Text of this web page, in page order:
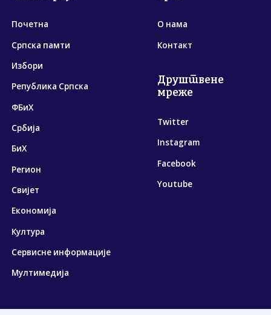
Почетна
Српска памти
Избори
Република Српска
ФБиХ
Србија
БиХ
Регион
Свијет
Економија
Култура
Сервисне информације
Мултимедија
О нама
Контакт
Друштвене
мреже
Twitter
Instagram
Facebook
Youtube